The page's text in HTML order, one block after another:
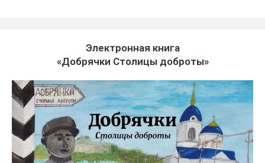
Электронная книга
«Добрячки Столицы доброты»